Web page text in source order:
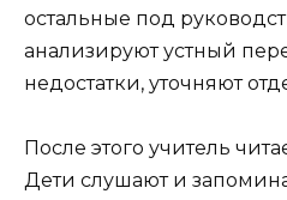
остальные под
анализируют устный
недостатки, уточняют
После этого учитель
Дети слушают и